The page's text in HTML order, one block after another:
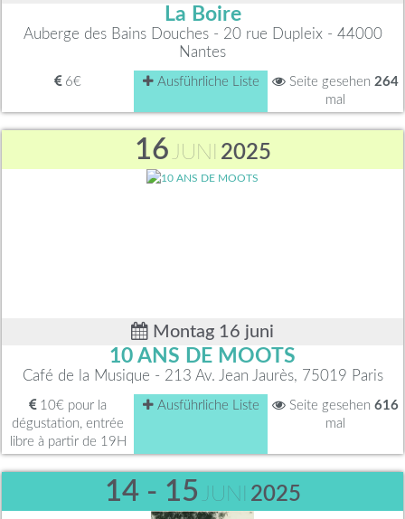
La Boire
Auberge des Bains Douches - 20 rue Dupleix - 44000
Nantes
6€ Ausführliche Liste Seite gesehen 264
mal
16 JUNI 2025
Montag 16 juni
10 ANS DE MOOTS
Café de la Musique - 213 Av. Jean Jaurès, 75019 Paris
10€ pour la
dégustation, entrée
libre à partir de 19H
Ausführliche Liste Seite gesehen 616
mal
14 - 15 JUNI 2025